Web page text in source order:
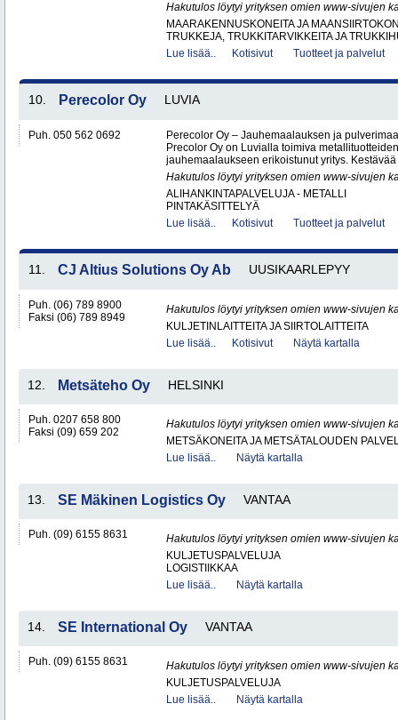
Hakutulos löytyi yrityksen omien www-sivujen
MAARAKENNUSKONEITA JA
TRUKKEJA, TRUKKITARVIKKEITA JA
Lue lisää..
Kotisivut Tuotteet ja palvelut
10. Perecolor Oy LUVIA
Puh. 050 562 0692
Perecolor Oy – Jauhemaalauksen ja
Precolor Oy on Luvialla toimiva
jauhemaalaukseen erikoistunut yritys.
Hakutulos löytyi yrityksen omien www-sivujen
ALIHANKINTAPALVELUJA - METALLI
PINTAKÄSITTELYÄ
Lue lisää..
Kotisivut Tuotteet ja palvelut
11. CJ Altius Solutions Oy Ab UUSIKAARLEPYY
Puh. (06) 789 8900
Faksi (06) 789 8949
Hakutulos löytyi yrityksen omien www-sivujen
KULJETINLAITTEITA JA SIIRTOLAITTEITA
Lue lisää..
Kotisivut Näytä kartalla
12. Metsäteho Oy HELSINKI
Puh. 0207 658 800
Faksi (09) 659 202
Hakutulos löytyi yrityksen omien www-sivujen
METSÄKONEITA JA METSÄTALOUDEN
Lue lisää..
Näytä kartalla
13. SE Mäkinen Logistics Oy VANTAA
Puh. (09) 6155 8631
Hakutulos löytyi yrityksen omien www-sivujen
KULJETUSPALVELUJA
LOGISTIIKKAA
Lue lisää..
Näytä kartalla
14. SE International Oy VANTAA
Puh. (09) 6155 8631
Hakutulos löytyi yrityksen omien www-sivujen
KULJETUSPALVELUJA
Lue lisää..
Näytä kartalla